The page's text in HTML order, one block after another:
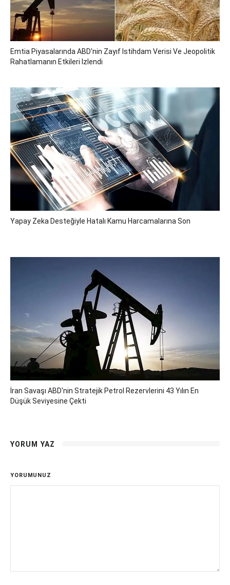
Emtia Piyasalarında ABD'nin Zayıf Istihdam Verisi Ve Jeopolitik
Rahatlamanın Etkileri Izlendi
Yapay Zeka Desteğiyle Hatalı Kamu Harcamalarına Son
İran Savaşı ABD'nin Stratejik Petrol Rezervlerini 43 Yılın En
Düşük Seviyesine Çekti
YORUM YAZ
YORUMUNUZ